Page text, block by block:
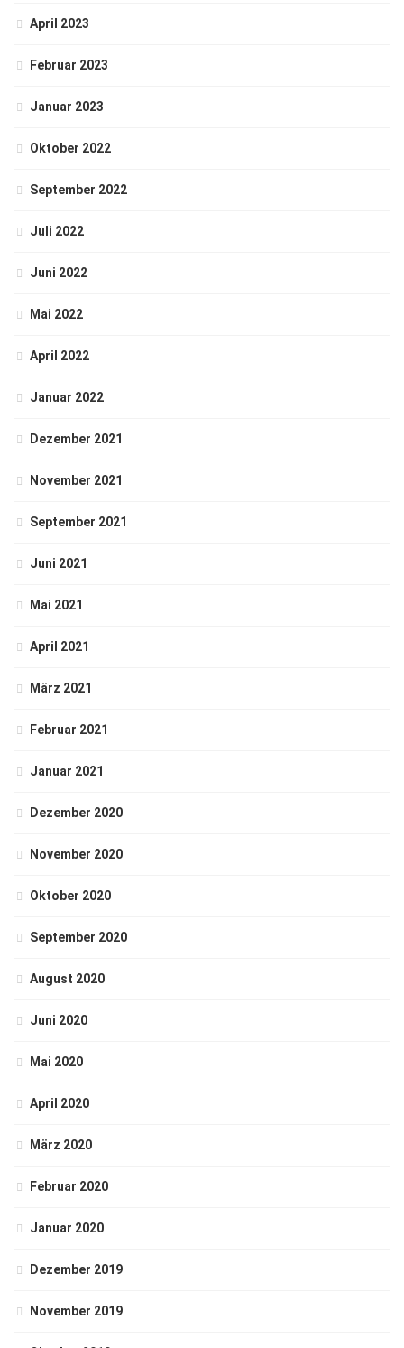
April 2023
Februar 2023
Januar 2023
Oktober 2022
September 2022
Juli 2022
Juni 2022
Mai 2022
April 2022
Januar 2022
Dezember 2021
November 2021
September 2021
Juni 2021
Mai 2021
April 2021
März 2021
Februar 2021
Januar 2021
Dezember 2020
November 2020
Oktober 2020
September 2020
August 2020
Juni 2020
Mai 2020
April 2020
März 2020
Februar 2020
Januar 2020
Dezember 2019
November 2019